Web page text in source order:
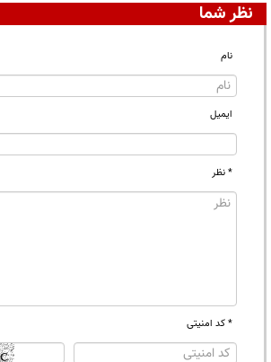
نظر شما
نام
ایمیل
* نظر
* کد امنیتی